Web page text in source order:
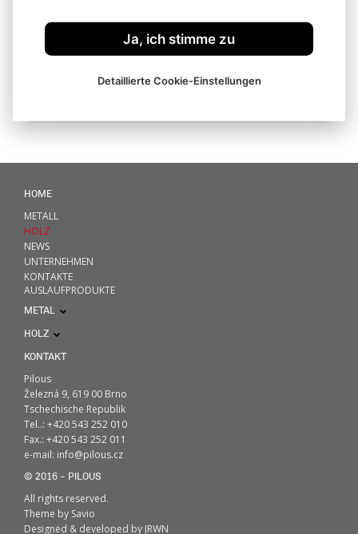
Beschreibung
HOME
METALL
HOLZ
NEWS
UNTERNEHMEN
KONTAKTE
AUSLAUFPRODUKTE
METAL
HOLZ
KONTAKT
Pilous
Železná 9, 619 00 Brno
Tschechische Republik
Tel..: +420 543 252 010
Fax.: +420 543 252 011
e-mail: info@pilous.cz
© 2016 – PILOUS
All rights reserved.
Theme by Savio
Designed & developed by JRWN
Ja, ich stimme zu
Detaillierte Cookie-Einstellungen